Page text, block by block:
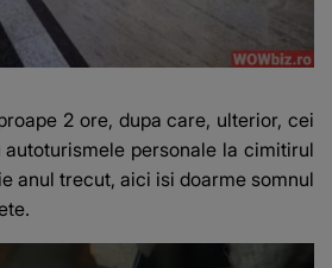
2 ore, dupa care, ulterior, cei
personale la cimitirul
anul trecut, aici isi doarme somnul